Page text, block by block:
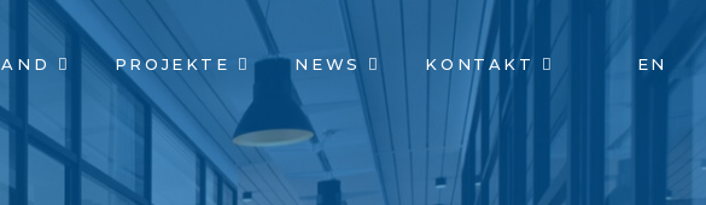
PROJEKTE NEWS KONTAKT EN